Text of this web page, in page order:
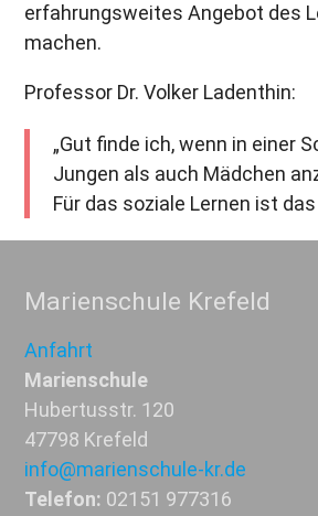
erfahrungsweites Angebot des
machen.
Professor Dr. Volker Ladenthin:
„Gut finde ich, wenn in einer
Jungen als auch Mädchen
Für das soziale Lernen ist
Marienschule Krefeld
Anfahrt
Marienschule
Hubertusstr. 120
47798 Krefeld
info@marienschule-kr.de
Telefon: 02151 977316